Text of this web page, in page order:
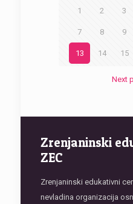
1 2 3
7 8 9
13 14 15
Next
Zrenjaninski
ZEC
Zrenjaninski edukativni
nevladina organizacija